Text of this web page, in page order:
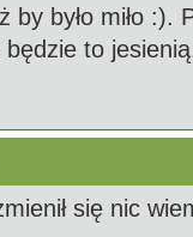
by było miło
to
się nic